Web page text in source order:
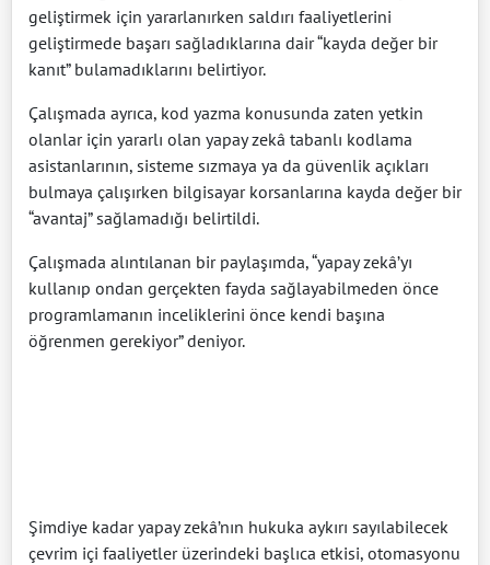
geliştirmek için yararlanırken saldırı faaliyetlerini
geliştirmede başarı sağladıklarına dair “kayda değer bir
kanıt” bulamadıklarını belirtiyor.
Çalışmada ayrıca, kod yazma konusunda zaten yetkin
olanlar için yararlı olan yapay zekâ tabanlı kodlama
asistanlarının, sisteme sızmaya ya da güvenlik açıkları
bulmaya çalışırken bilgisayar korsanlarına kayda değer bir
“avantaj” sağlamadığı belirtildi.
Çalışmada alıntılanan bir paylaşımda, “yapay zekâ’yı
kullanıp ondan gerçekten fayda sağlayabilmeden önce
programlamanın inceliklerini önce kendi başına
öğrenmen gerekiyor” deniyor.
Şimdiye kadar yapay zekâ’nın hukuka aykırı sayılabilecek
çevrim içi faaliyetler üzerindeki başlıca etkisi, otomasyonu